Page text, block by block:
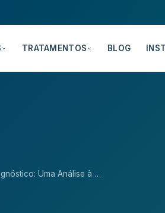
TRATAMENTOS BLOG
Uma Análise à …